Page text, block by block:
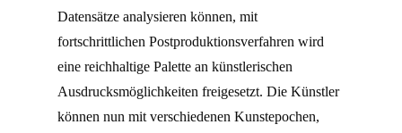
Datensätze analysieren können, mit
fortschrittlichen Postproduktionsverfahren wird
eine reichhaltige Palette an künstlerischen
Ausdrucksmöglichkeiten freigesetzt. Die Künstler
können nun mit verschiedenen Kunstepochen,